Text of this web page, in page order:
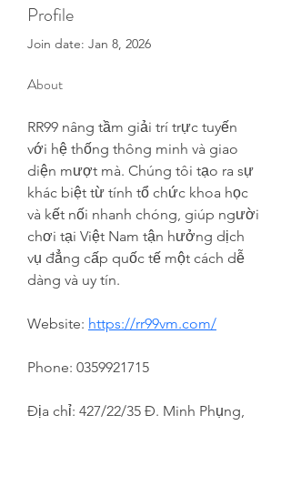
Profile
Join date: Jan 8, 2026
About
RR99 nâng tầm giải trí trực tuyến
với hệ thống thông minh và giao
diện mượt mà. Chúng tôi tạo ra sự
khác biệt từ tính tổ chức khoa học
và kết nối nhanh chóng, giúp người
chơi tại Việt Nam tận hưởng dịch
vụ đẳng cấp quốc tế một cách dễ
dàng và uy tín.
Website: https://rr99vm.com/
Phone: 0359921715
Địa chỉ: 427/22/35 Đ. Minh Phụng,